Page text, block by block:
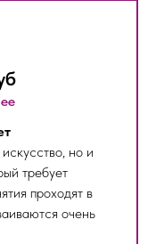
но и
требует
проходят в
очень